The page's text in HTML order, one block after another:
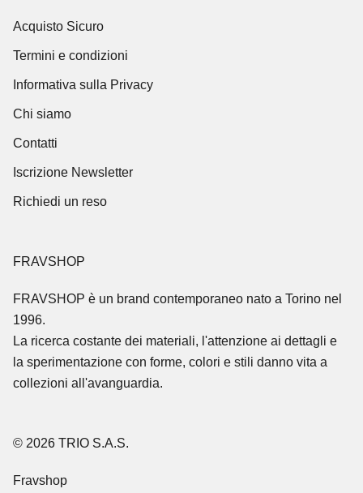
Acquisto Sicuro
Termini e condizioni
Informativa sulla Privacy
Chi siamo
Contatti
Iscrizione Newsletter
Richiedi un reso
FRAVSHOP
FRAVSHOP è un brand contemporaneo nato a Torino nel
1996.
La ricerca costante dei materiali, l'attenzione ai dettagli e
la sperimentazione con forme, colori e stili danno vita a
collezioni all'avanguardia.
© 2026 TRIO S.A.S.
Fravshop